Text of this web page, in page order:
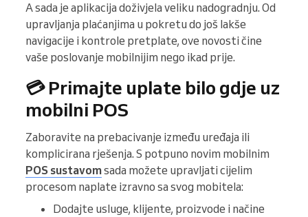
A sada je aplikacija doživjela veliku nadogradnju. Od
upravljanja plaćanjima u pokretu do još lakše
navigacije i kontrole pretplate, ove novosti čine
vaše poslovanje mobilnijim nego ikad prije.
💳 Primajte uplate bilo gdje uz
mobilni POS
Zaboravite na prebacivanje između uređaja ili
komplicirana rješenja. S potpuno novim mobilnim
POS sustavomsada možete upravljati cijelim
procesom naplate izravno sa svog mobitela:
Dodajte usluge, klijente, proizvode i načine